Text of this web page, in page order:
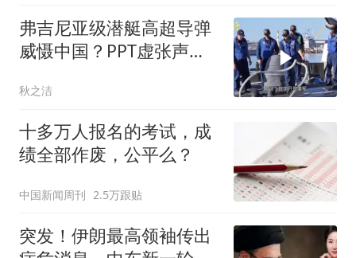
弗吉尼亚级潜艇高超导弹
威慑中国？PPT虚张声势
秋之洁
十多万人报名的考试，成
绩全部作废，公平么？
中国新闻周刊 2.5万跟贴
突发！伊朗最高领袖传出